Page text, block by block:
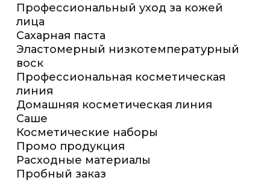
Профессиональный уход за кожей
лица
Сахарная паста
Эластомерный низкотемпературный
воск
Профессиональная косметическая
линия
Домашняя косметическая линия
Саше
Косметические наборы
Промо продукция
Расходные материалы
Пробный заказ